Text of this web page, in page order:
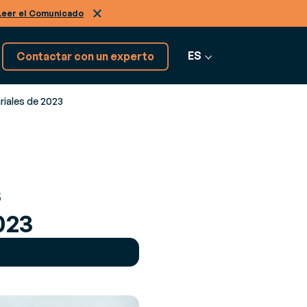
el Comunicado
Contactar con un experto ES
de 2023